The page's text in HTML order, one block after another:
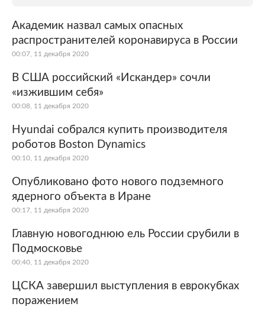
Академик назвал самых опасных
распространителей коронавируса в России
00:07, 11 декабря 2020
В США российский «Искандер» сочли
«изжившим себя»
00:08, 11 декабря 2020
Hyundai собрался купить производителя
роботов Boston Dynamics
00:10, 11 декабря 2020
Опубликовано фото нового подземного
ядерного объекта в Иране
00:17, 11 декабря 2020
Главную новогоднюю ель России срубили в
Подмосковье
00:40, 11 декабря 2020
ЦСКА завершил выступления в еврокубках
поражением